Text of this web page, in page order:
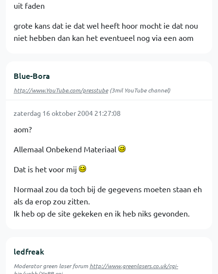
uit faden
grote kans dat ie dat wel heeft hoor mocht ie dat nou
niet hebben dan kan het eventueel nog via een aom
Blue-Bora
http://www.YouTube.com/presstube(3mil YouTube channel)
zaterdag 16 oktober 2004 21:27:08
aom?
Allemaal Onbekend Materiaal
Dat is het voor mij
Normaal zou da toch bij de gegevens moeten staan eh
als da erop zou zitten.
Ik heb op de site gekeken en ik heb niks gevonden.
ledfreak
Moderator green laser forum http://www.greenlasers.co.uk/cgi-